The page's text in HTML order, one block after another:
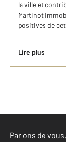
la ville et
Martinot
positives de
Lire plus
Parlons de